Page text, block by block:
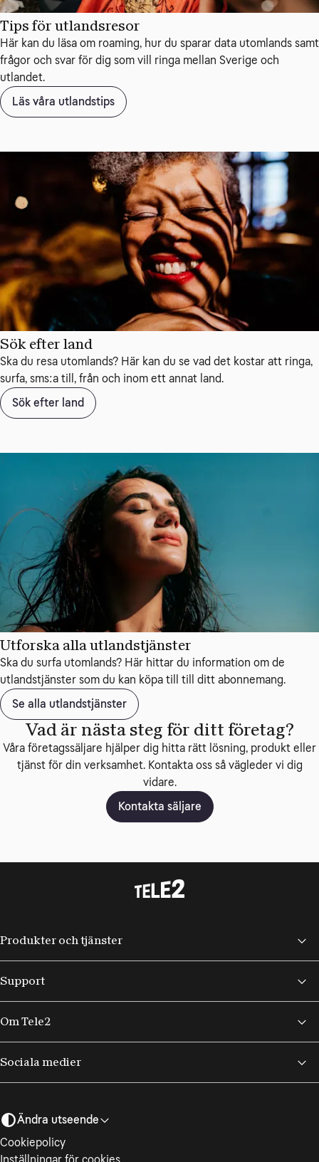
Tips för utlandsresor
Här kan du läsa om roaming, hur du sparar data utomlands samt
frågor och svar för dig som vill ringa mellan Sverige och
utlandet.
Läs våra utlandstips
Sök efter land
Ska du resa utomlands? Här kan du se vad det kostar att ringa,
surfa, sms:a till, från och inom ett annat land.
Sök efter land
Utforska alla utlandstjänster
Ska du surfa utomlands? Här hittar du information om de
utlandstjänster som du kan köpa till till ditt abonnemang.
Se alla utlandstjänster
Vad är nästa steg för ditt företag?
Våra företagssäljare hjälper dig hitta rätt lösning, produkt eller
tjänst för din verksamhet. Kontakta oss så vägleder vi dig
vidare.
Kontakta säljare
Produkter och tjänster
Support
Om Tele2
Sociala medier
Ändra utseende
Cookiepolicy